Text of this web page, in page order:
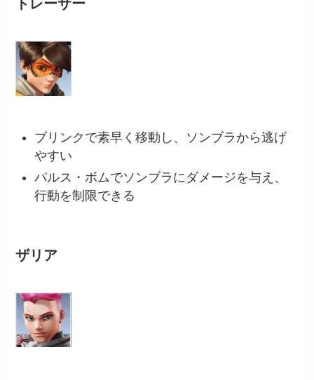
トレーサー
ブリンクで素早く移動し、ソンブラから逃げ
やすい
パルス・ボムでソンブラにダメージを与え、
行動を制限できる
ザリア